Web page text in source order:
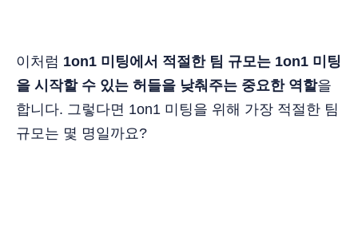
이처럼 1on1 미팅에서 적절한 팀 규모는 1on1 미팅
을 시작할 수 있는 허들을 낮춰주는 중요한 역할을
합니다. 그렇다면 1on1 미팅을 위해 가장 적절한 팀
규모는 몇 명일까요?